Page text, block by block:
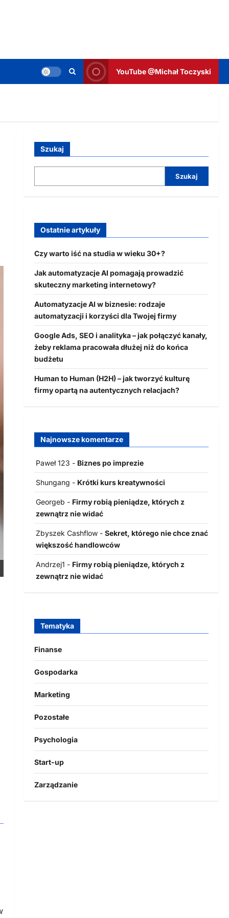
YouTube @Michał Toczyski
Szukaj
Szukaj
Ostatnie artykuły
Czy warto iść na studia w wieku 30+?
Jak automatyzacje AI pomagają prowadzić
skuteczny marketing internetowy?
Automatyzacje AI w biznesie: rodzaje
automatyzacji i korzyści dla Twojej firmy
Google Ads, SEO i analityka – jak połączyć kanały,
żeby reklama pracowała dłużej niż do końca
budżetu
Human to Human (H2H) – jak tworzyć kulturę
firmy opartą na autentycznych relacjach?
Najnowsze komentarze
Paweł 123 - Biznes po imprezie
Shungang - Krótki kurs kreatywności
Georgeb - Firmy robią pieniądze, których z
zewnątrz nie widać
Zbyszek Cashflow- Sekret, którego nie chce znać
większość handlowców
Andrzej1 - Firmy robią pieniądze, których z
zewnątrz nie widać
Tematyka
Finanse
Gospodarka
Marketing
Pozostałe
Psychologia
Start-up
Zarządzanie